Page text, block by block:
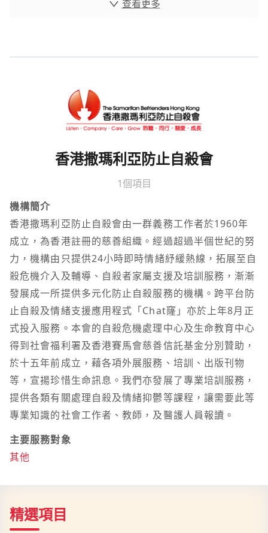
查看更多
香港撒瑪利亞防止自殺會
1個項目
機構簡介
香港撒瑪利亞防止自殺會由一群義務工作者於1960年
成立，為香港註冊的慈善組織。經過超過半個世紀的努
力，機構由只提供24小時即時情緒紓緩熱線，拓展至自
殺危機介入及輔導、自殺者家屬支援及培訓服務，漸漸
發展成一所提供多元化防止自殺服務的機構。跨平台防
止自殺及情緒支援應用程式「Chat窿」亦於上年8月正
式投入服務。本會的自殺危機處理中心及生命教育中心
得到社會福利署及香港賽馬會慈善信託基金分別贊助，
於十五年前成立，藉各項外展服務、培訓、出版刊物
等，宣揚珍惜生命訊息。我們亦發展了專業培訓服務，
提供各類有關處理自殺及情緒抑鬱等課程，讓需要此等
專業知識的社會工作者、教師，及醫護人員報讀。
主要服務對象
其他
精選項目